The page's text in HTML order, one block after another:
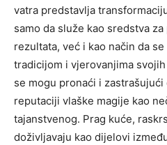
vatra predstavlja
samo da služe kao sredstva
rezultata, već i kao način da
tradicijom i vjerovanjima svojih
se mogu pronaći i
reputaciji vlaške magije kao
tajanstvenog. Prag kuće,
doživljavaju kao dijelovi